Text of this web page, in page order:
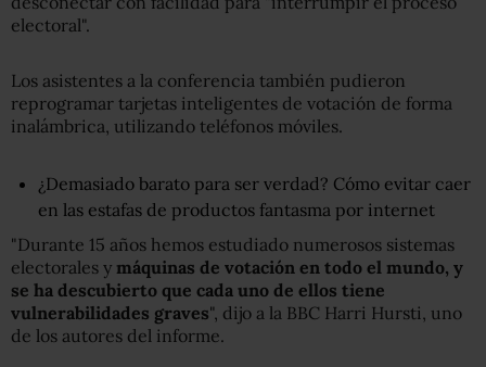
electoral".
Los asistentes a la conferencia también pudieron
reprogramar tarjetas inteligentes de votación de forma
inalámbrica, utilizando teléfonos móviles.
¿Demasiado barato para ser verdad? Cómo evitar caer
en las estafas de productos fantasma por internet
"Durante 15 años hemos estudiado numerosos sistemas
electorales y máquinas de votación en todo el mundo, y
se ha descubierto que cada uno de ellos tiene
vulnerabilidades graves", dijo a la BBC Harri Hursti, uno
de los autores del informe.